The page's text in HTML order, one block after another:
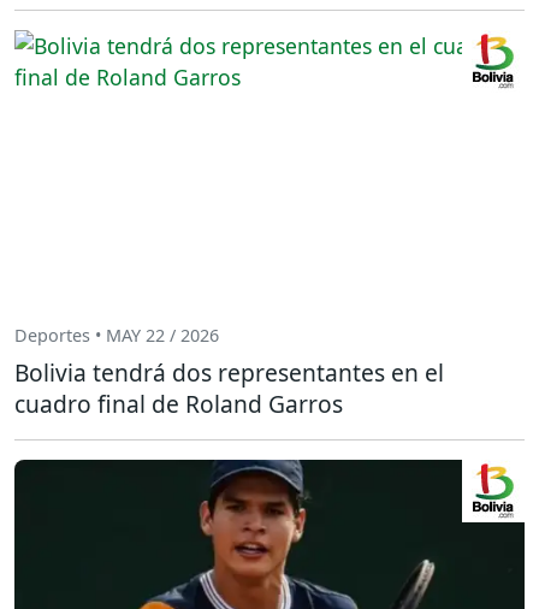
Deportes • MAY 22 / 2026
Bolivia tendrá dos representantes en el
cuadro final de Roland Garros